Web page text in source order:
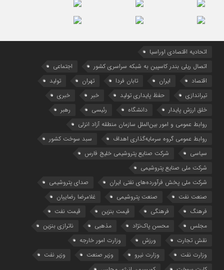
اتحادیه اقتصادی اوراسیا
اتصال ریلی بندر کاسپین به شبکه سراسری کشور
اجتماعی
اقتصاد
ایران تابان فردا تهران
تولید
تیراندازی
حفظ پایداری تولید خبر
خبری
خلق ارزش پایدار
دانشگاه رئیسی
رهبر
روابط عمومی و امور بین‌الملل سازمان منطقه آزاد انزلی
روابط عمومی گروه سرمایه‌گذاری اهداف
سبد سوخت کشور
سیاسی
شرکت صنایع پتروشیمی خلیج فارس
شرکت ملی صنایع پتروشیمی
شرکت ملی پخش فرآورده‌های نفتی ایران
صدای پتروشیمی
صنعت نفت
صنعت پتروشیمی
غلامرضا رضاییان
فرهنگ
فرهنگی قیمت بنزین
قیمت نفت
مجلس
محسن پاک‌نژاد مذهبی
ناترازی بنزین
نقش تجارت
ورزش
وزارت امور خارجه
وزارت نفت
وزارت نیرو وزیر صنعت
وزیر نفت